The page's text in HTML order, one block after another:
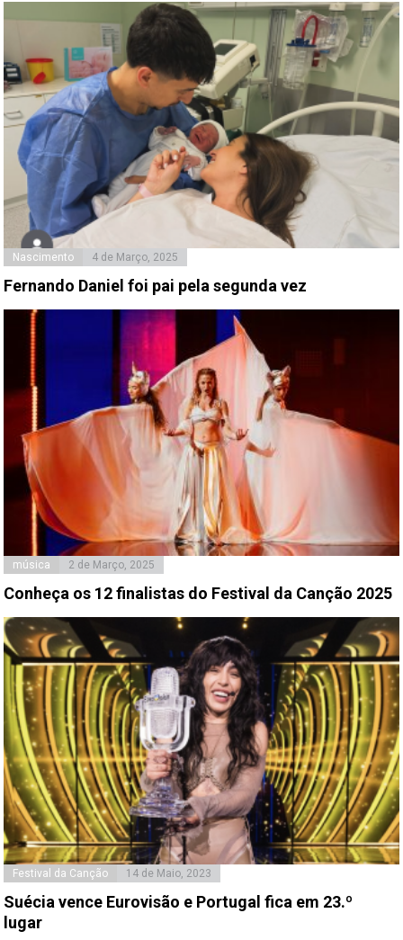
Nascimento 4 de Março, 2025
Fernando Daniel foi pai pela segunda vez
música 2 de Março, 2025
Conheça os 12 finalistas do Festival da Canção 2025
Festival da Canção 14 de Maio, 2023
Suécia vence Eurovisão e Portugal fica em 23.º
lugar